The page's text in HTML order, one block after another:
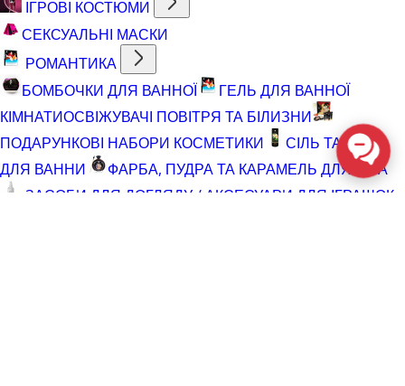
ІГРОВІ КОСТЮМИ
СЕКСУАЛЬНІ МАСКИ
РОМАНТИКА
БОМБОЧКИ ДЛЯ ВАННОЇ
ГЕЛЬ ДЛЯ ВАННОЇ
КІМНАТИОСВІЖУВАЧІ ПОВІТРЯ ТА БІЛИЗНИ
ПОДАРУНКОВІ НАБОРИ КОСМЕТИКИ
СІЛЬ ТА ПІНА
ДЛЯ ВАННИ
ФАРБА, ПУДРА ТА КАРАМЕЛЬ ДЛЯ ТІЛА
ЗАСОБИ ДЛЯ ДОГЛЯДУ / АКСЕСУАРИ ДЛЯ ІГРАШОК